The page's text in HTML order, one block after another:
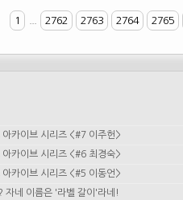
1 2762 2763 2764 2765
카이브 시리즈 <#7 이주헌>
카이브 시리즈 <#6 최경숙>
카이브 시리즈 <#5 이동언>
자네 이름은 '라벨 갈이'라네!